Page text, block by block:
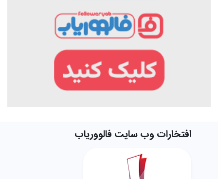
افتخارات وب سایت فالووریاب